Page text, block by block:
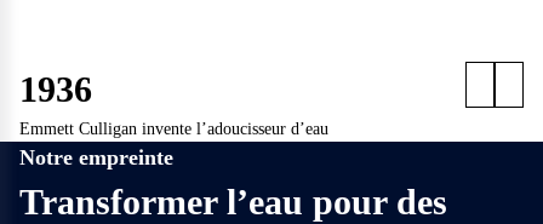
1936
Emmett Culligan invente l’adoucisseur d’eau
1960-1963
Culligan se développe en France, en Italie et en Espagne
Notre empreinte
Transformer l’eau pour des